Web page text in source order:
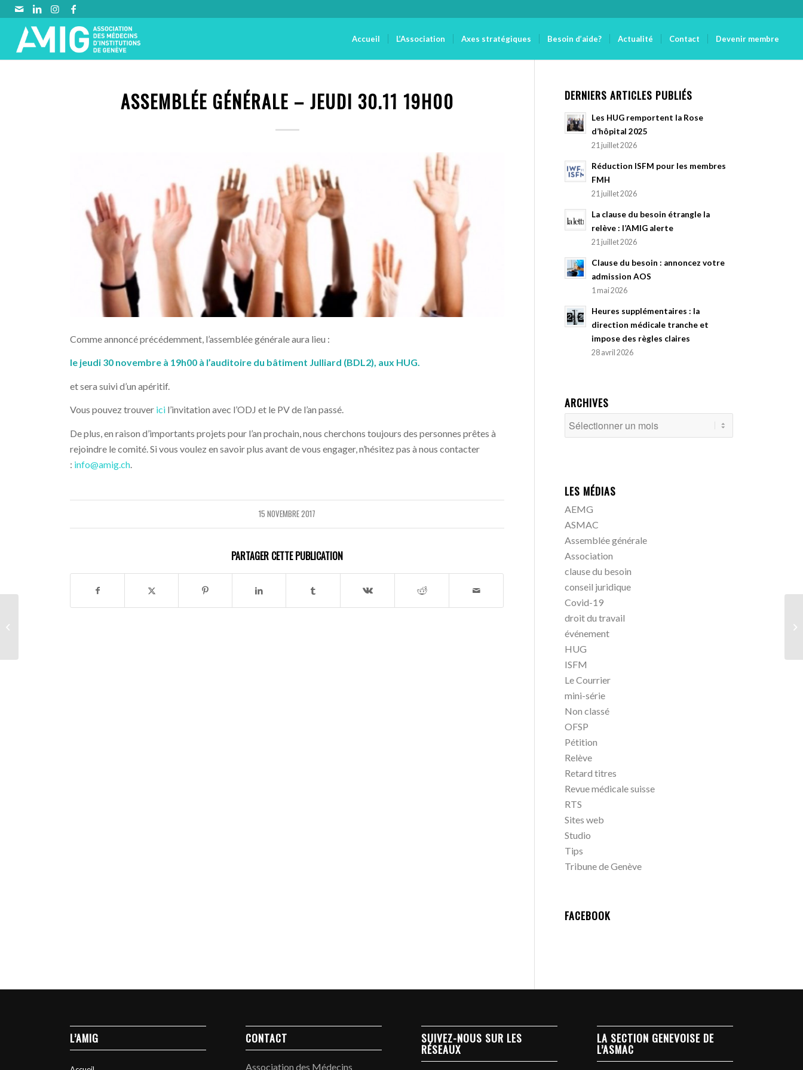
Accueil L’Association Axes stratégiques Besoin d’aide? Actualité Contact Devenir membre
ASSEMBLÉE GÉNÉRALE – JEUDI 30.11 19H00
Comme annoncé précédemment, l’assemblée générale aura lieu :
le jeudi 30 novembre à 19h00 à l’auditoire du bâtiment Julliard (BDL2), aux HUG.
et sera suivi d’un apéritif.
Vous pouvez trouver ici l’invitation avec l’ODJ et le PV de l’an passé.
De plus, en raison d’importants projets pour l’an prochain, nous cherchons toujours des personnes prêtes à
rejoindre le comité. Si vous voulez en savoir plus avant de vous engager, n’hésitez pas à nous contacter
: info@amig.ch.
15 NOVEMBRE 2017
PARTAGER CETTE PUBLICATION
DERNIERS ARTICLES PUBLIÉS
Les HUG remportent la Rose
d’hôpital 2025
21 juillet 2026
Réduction ISFM pour les membres
FMH
21 juillet 2026
La clause du besoin étrangle la
relève : l’AMIG alerte
21 juillet 2026
Clause du besoin : annoncez votre
admission AOS
1 mai 2026
Heures supplémentaires : la
direction médicale tranche et
impose des règles claires
28 avril 2026
ARCHIVES
LES MÉDIAS
AEMG
ASMAC
Assemblée générale
Association
clause du besoin
conseil juridique
Covid-19
droit du travail
événement
HUG
ISFM
Le Courrier
mini-série
Non classé
OFSP
Pétition
Relève
Retard titres
Revue médicale suisse
RTS
Sites web
Studio
Tips
Tribune de Genève
FACEBOOK
L’AMIG CONTACT
Association des Médecins
SUIVEZ-NOUS SUR LES
RÉSEAUX
LA SECTION GENEVOISE DE
L’ASMAC